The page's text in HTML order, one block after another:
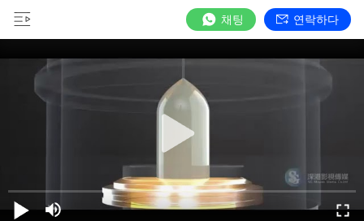
채팅 연락하다